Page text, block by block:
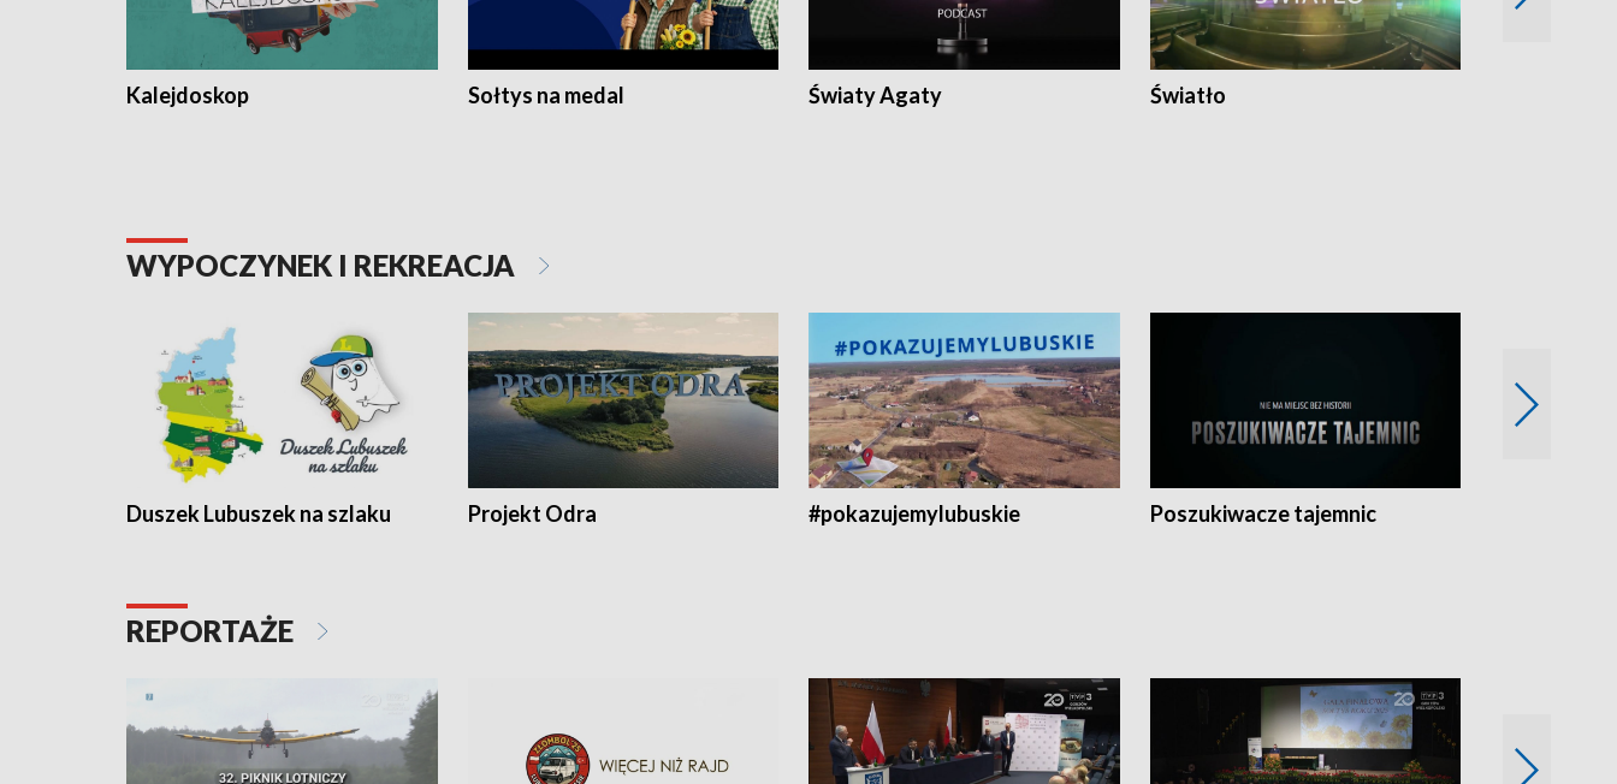
Kalejdoskop Sołtys na medal Światy Agaty Światło
WYPOCZYNEK I REKREACJA
Duszek Lubuszek na szlaku Projekt Odra #pokazujemylubuskie Poszukiwacze tajemnic
REPORTAŻE